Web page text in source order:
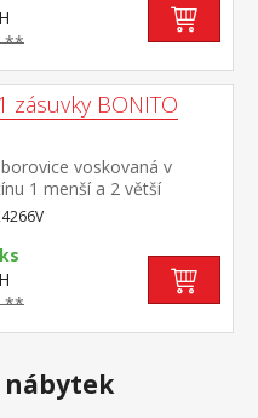
**
zásuvky BONITO
voskovaná v
1 menší a 2 větší
pojezdy
**
nábytek